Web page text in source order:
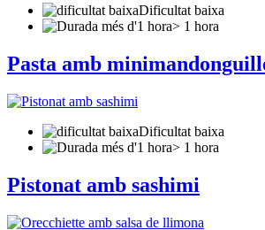
Dificultat baixa
> 1 hora
Pasta amb
Dificultat baixa
> 1 hora
Pistonat amb sashimi